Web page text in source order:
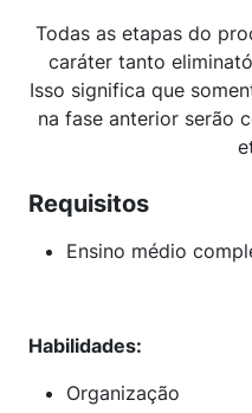
Todas as etapas do
caráter tanto
Isso significa que
na fase anterior serão
Requisitos
Ensino médio
Habilidades:
Organização